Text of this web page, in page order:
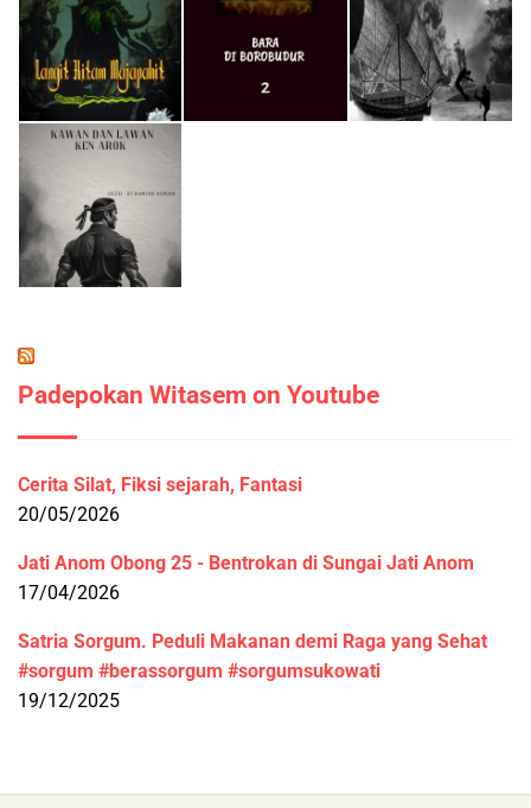
Padepokan Witasem on Youtube
Cerita Silat, Fiksi sejarah, Fantasi
20/05/2026
Jati Anom Obong 25 - Bentrokan di Sungai Jati Anom
17/04/2026
Satria Sorgum. Peduli Makanan demi Raga yang Sehat
#sorgum #berassorgum #sorgumsukowati
19/12/2025